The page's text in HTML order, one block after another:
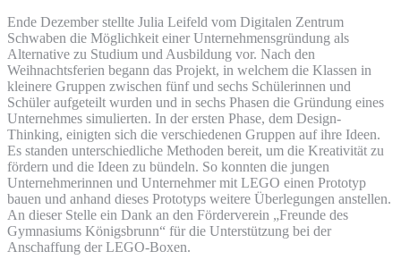
Ende Dezember stellte Julia Leifeld vom Digitalen Zentrum
Schwaben die Möglichkeit einer Unternehmensgründung als
Alternative zu Studium und Ausbildung vor. Nach den
Weihnachtsferien begann das Projekt, in welchem die Klassen in
kleinere Gruppen zwischen fünf und sechs Schülerinnen und
Schüler aufgeteilt wurden und in sechs Phasen die Gründung eines
Unternehmes simulierten. In der ersten Phase, dem Design-
Thinking, einigten sich die verschiedenen Gruppen auf ihre Ideen.
Es standen unterschiedliche Methoden bereit, um die Kreativität zu
fördern und die Ideen zu bündeln. So konnten die jungen
Unternehmerinnen und Unternehmer mit LEGO einen Prototyp
bauen und anhand dieses Prototyps weitere Überlegungen anstellen.
An dieser Stelle ein Dank an den Förderverein „Freunde des
Gymnasiums Königsbrunn“ für die Unterstützung bei der
Anschaffung der LEGO-Boxen.